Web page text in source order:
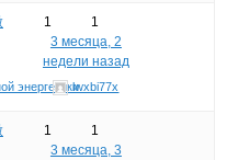
энергетики
1
1
3 месяца, 2
недели назад
lwxbi77x
1
1
3 месяца, 3